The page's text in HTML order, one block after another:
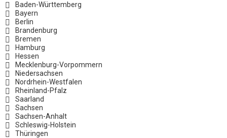
Baden-Württemberg
Bayern
Berlin
Brandenburg
Bremen
Hamburg
Hessen
Mecklenburg-Vorpommern
Niedersachsen
Nordrhein-Westfalen
Rheinland-Pfalz
Saarland
Sachsen
Sachsen-Anhalt
Schleswig-Holstein
Thüringen